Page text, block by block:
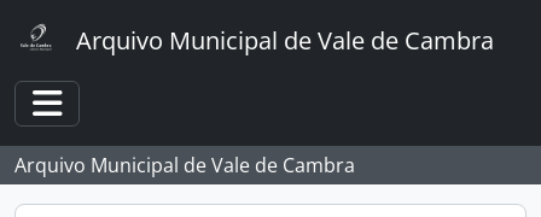
Arquivo Municipal de Vale de Cambra
Toggle navigation
Arquivo Municipal de Vale de Cambra